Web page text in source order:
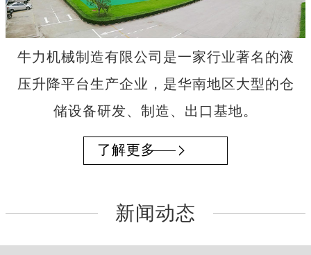
牛力机械制造有限公司是一家行业著名的液
压升降平台生产企业，是华南地区大型的仓
储设备研发、制造、出口基地。
了解更多
新闻动态